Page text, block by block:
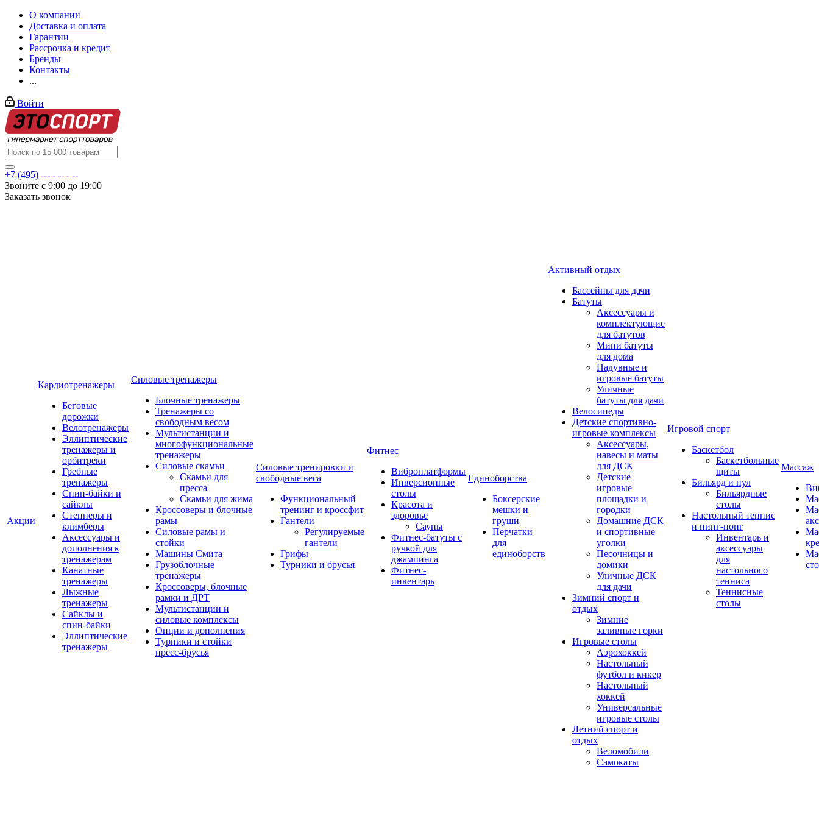
О компании
Доставка и оплата
Гарантии
Рассрочка и кредит
Бренды
Контакты
...
Войти
+7 (495) --- - -- - --
Звоните с 9:00 до 19:00
Заказать звонок
Акции
Кардиотренажеры
Беговые
дорожки
Велотренажеры
Эллиптические
тренажеры и
орбитреки
Гребные
тренажеры
Спин-байки и
сайклы
Степперы и
климберы
Аксессуары и
дополнения к
тренажерам
Канатные
тренажеры
Лыжные
тренажеры
Сайклы и
спин-байки
Эллиптические
тренажеры
Силовые тренажеры
Блочные тренажеры
Тренажеры со
свободным весом
Мультистанции и
многофункциональные
тренажеры
Силовые скамьи
Скамьи для
пресса
Скамьи для жима
Кроссоверы и блочные
рамы
Силовые рамы и
стойки
Машины Смита
Грузоблочные
тренажеры
Кроссоверы, блочные
рамки и ДРТ
Мультистанции и
силовые комплексы
Опции и дополнения
Турники и стойки
пресс-брусья
Силовые тренировки и
свободные веса
Функциональный
тренинг и кроссфит
Гантели
Регулируемые
гантели
Грифы
Турники и брусья
Фитнес
Виброплатформы
Инверсионные
столы
Красота и
здоровье
Сауны
Фитнес-батуты с
ручкой для
джампинга
Фитнес-
инвентарь
Единоборства
Боксерские
мешки и
груши
Перчатки
для
единоборств
Активный отдых
Бассейны для дачи
Батуты
Аксессуары и
комплектующие
для батутов
Мини батуты
для дома
Надувные и
игровые батуты
Уличные
батуты для дачи
Велосипеды
Детские спортивно-
игровые комплексы
Аксессуары,
навесы и маты
для ДСК
Детские
игровые
площадки и
городки
Домашние ДСК
и спортивные
уголки
Песочницы и
домики
Уличные ДСК
для дачи
Зимний спорт и
отдых
Зимние
заливные горки
Игровые столы
Аэрохоккей
Настольный
футбол и кикер
Настольный
хоккей
Универсальные
игровые столы
Летний спорт и
отдых
Веломобили
Самокаты
Игровой спорт
Баскетбол
Баскетбольные
щиты
Бильярд и пул
Бильярдные
столы
Настольный теннис
и пинг-понг
Инвентарь и
аксессуары
для
настольного
тенниса
Теннисные
столы
Массаж